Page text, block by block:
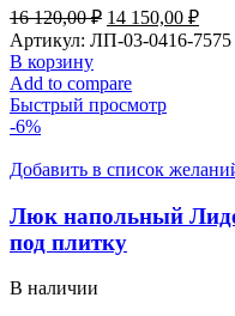
16 120,00₽ Первоначальная
цена
16
120,00 ₽.
14 150,00 ₽
цена:
Артикул: ЛП-03-0416-7575
В корзину
Add to compare
Быстрый просмотр
-6%
Добавить в список
Люк напольный
под плитку
В наличии